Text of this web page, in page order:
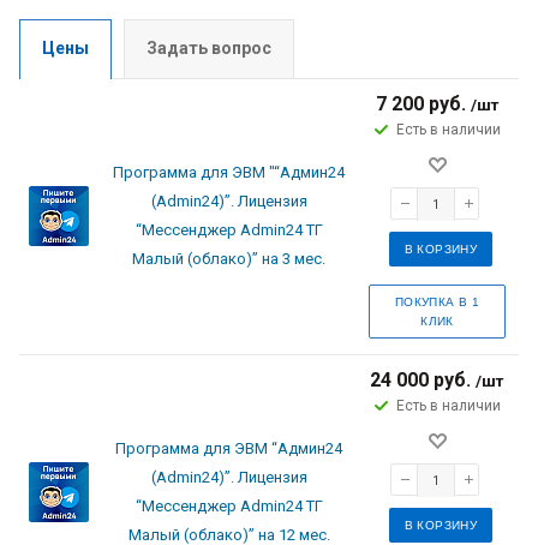
Цены Задать вопрос
Программа для ЭВМ "“Админ24
(Admin24)”. Лицензия
“Мессенджер Admin24 ТГ
Малый (облако)” на 3 мес.
7 200 руб. /шт
Есть в наличии
В КОРЗИНУ
ПОКУПКА В 1
КЛИК
Программа для ЭВМ “Админ24
(Admin24)”. Лицензия
“Мессенджер Admin24 ТГ
Малый (облако)” на 12 мес.
24 000 руб. /шт
Есть в наличии
В КОРЗИНУ